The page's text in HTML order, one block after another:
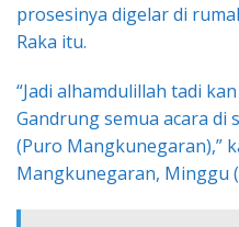
prosesinya digelar di
Raka itu.
“Jadi alhamdulillah tadi
Gandrung semua acara di
(Puro Mangkunegaran),”
Mangkunegaran, Minggu